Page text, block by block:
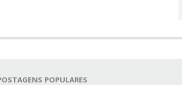
POPULARES